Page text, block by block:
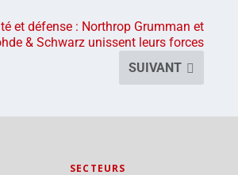
et défense : Northrop Grumman et
& Schwarz unissent leurs forces
SUIVANT
SECTEURS